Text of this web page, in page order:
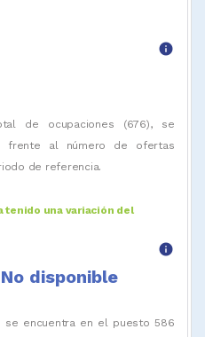
info
de ocupaciones (676), se
frente al número de ofertas
de referencia.
tenido una variación del
info
disponible
se encuentra en el puesto 586